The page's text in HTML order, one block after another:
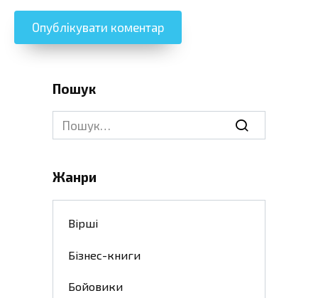
Пошук
Search
for:
Жанри
Вірші
Бізнес-книги
Бойовики